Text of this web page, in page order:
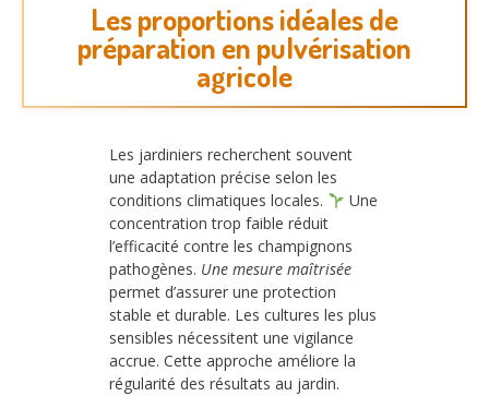
Les proportions idéales de
préparation en pulvérisation
agricole
Les jardiniers recherchent souvent
une adaptation précise selon les
conditions climatiques locales.
Une
concentration trop faible réduit
l’efficacité contre les champignons
pathogènes. Une mesure maîtrisée
permet d’assurer une protection
stable et durable. Les cultures les plus
sensibles nécessitent une vigilance
accrue. Cette approche améliore la
régularité des résultats au jardin.